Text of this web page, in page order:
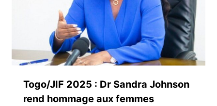
Togo/JIF 2025 : Dr Sandra Johnson
rend hommage aux femmes